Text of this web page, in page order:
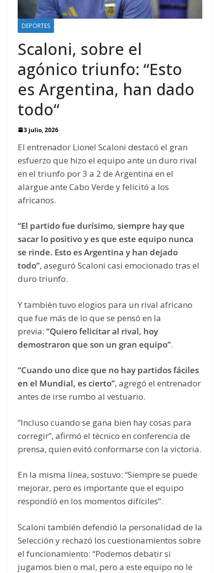
DEPORTES
Scaloni, sobre el
agónico triunfo: “Esto
es Argentina, han dado
todo“
3 julio, 2026
El entrenador Lionel Scaloni destacó el gran
esfuerzo que hizo el equipo ante un duro rival
en el triunfo por 3 a 2 de Argentina en el
alargue ante Cabo Verde y felicitó a los
africanos.
“El partido fue durísimo, siempre hay que
sacar lo positivo y es que este equipo nunca
se rinde. Esto es Argentina y han dejado
todo”, aseguró Scaloni casi emocionado tras el
duro triunfo.
Y también tuvo elogios para un rival africano
que fue más de lo que se pensó en la
previa: “Quiero felicitar al rival, hoy
demostraron que son un gran equipo”.
“Cuando uno dice que no hay partidos fáciles
en el Mundial, es cierto”, agregó el entrenador
antes de irse rumbo al vestuario.
“Incluso cuando se gana bien hay cosas para
corregir”, afirmó el técnico en conferencia de
prensa, quien evitó conformarse con la victoria.
En la misma línea, sostuvo: “Siempre se puede
mejorar, pero es importante que el equipo
respondió en los momentos difíciles”.
Scaloni también defendió la personalidad de la
Selección y rechazó los cuestionamientos sobre
el funcionamiento: “Podemos debatir si
jugamos bien o mal, pero a este equipo no le